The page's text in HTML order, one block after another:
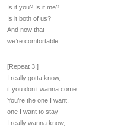
Is it you? Is it me?
Is it both of us?
And now that
we’re comfortable
[Repeat 3:]
I really gotta know,
if you don’t wanna come
You’re the one I want,
one I want to stay
I really wanna know,